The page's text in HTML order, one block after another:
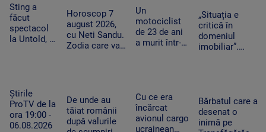
extinsă
după trei
zile
fermecătoare
decât ne
imaginam”
de o boală grea
Sting a
făcut
spectacol
la Untold, în
salutat
publicul în
limba
română
Horoscop 7
august 2026,
cu Neti Sandu.
Zodia care va
Un
motociclist
de 23 de ani
a murit într-
iar vehiculul
nu era
înmatriculat
„Situația e
critică în
domeniul
imobiliar”.
cauza
blocajului de la
ANCPI
Știrile
ProTV de la
ora 19:00 -
06.08.2026
De unde au
tăiat românii
după valurile
Cu ce era
încărcat
avionul cargo
ucrainean
Bărbatul care a
desenat o
inimă pe